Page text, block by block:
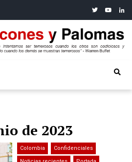
twitteryoutube
y Palomas
de 2023
Colombia Confidenciales